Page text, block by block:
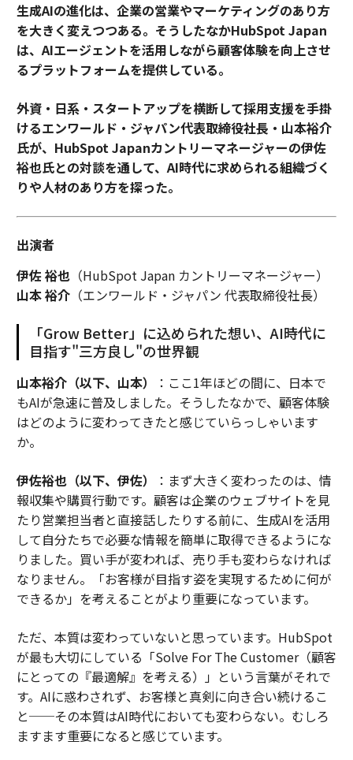
生成AIの進化は、企業の営業やマーケティングのあり方
を大きく変えつつある。そうしたなかHubSpot Japan
は、AIエージェントを活用しながら顧客体験を向上させ
るプラットフォームを提供している。
外資・日系・スタートアップを横断して採用支援を手掛
けるエンワールド・ジャパン代表取締役社長・山本裕介
氏が、HubSpot Japanカントリーマネージャーの伊佐
裕也氏との対談を通して、AI時代に求められる組織づく
りや人材のあり方を探った。
出演者
伊佐 裕也（HubSpot Japan カントリーマネージャー）
山本 裕介（エンワールド・ジャパン 代表取締役社長）
「Grow Better」に込められた想い、AI時代に
目指す"三方良し"の世界観
山本裕介（以下、山本）
：ここ1年ほどの間に、日本で
もAIが急速に普及しました。そうしたなかで、顧客体験
はどのように変わってきたと感じていらっしゃいます
か。
伊佐裕也（以下、伊佐）
：まず大きく変わったのは、情
報収集や購買行動です。顧客は企業のウェブサイトを見
たり営業担当者と直接話したりする前に、生成AIを活用
して自分たちで必要な情報を簡単に取得できるようにな
りました。買い手が変われば、売り手も変わらなければ
なりません。「お客様が目指す姿を実現するために何が
できるか」を考えることがより重要になっています。
ただ、本質は変わっていないと思っています。HubSpot
が最も大切にしている「Solve For The Customer（顧客
にとっての『最適解』を考える）」という言葉がそれで
す。AIに惑わされず、お客様と真剣に向き合い続けるこ
と──その本質はAI時代においても変わらない。むしろ
ますます重要になると感じています。